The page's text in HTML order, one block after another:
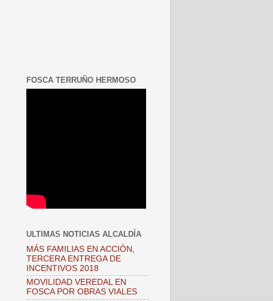
FOSCA TERRUÑO HERMOSO
ULTIMAS NOTICIAS ALCALDÍA
MÁS FAMILIAS EN ACCIÓN,
TERCERA ENTREGA DE
INCENTIVOS 2018
MOVILIDAD VEREDAL EN
FOSCA POR OBRAS VIALES